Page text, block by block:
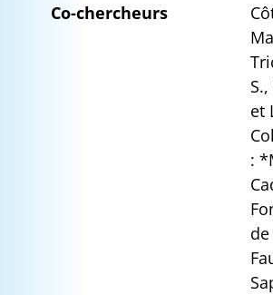
Co-chercheurs
et
: